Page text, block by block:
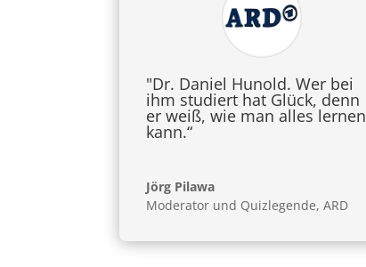
"Dr. Daniel Hunold. Wer bei
ihm studiert hat Glück, denn
er weiß, wie man alles lernen
kann.“
Jörg Pilawa
Moderator und Quizlegende, ARD